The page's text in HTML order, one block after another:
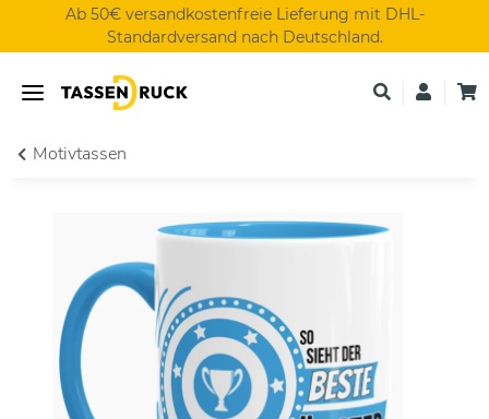
Ab 50€ versandkostenfreie Lieferung mit DHL-
Standardversand nach Deutschland.
Motivtassen